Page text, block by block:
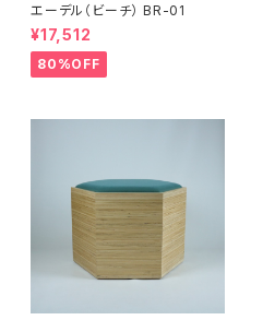
エーデル（ビーチ） BR-01
¥17,512
80%OFF